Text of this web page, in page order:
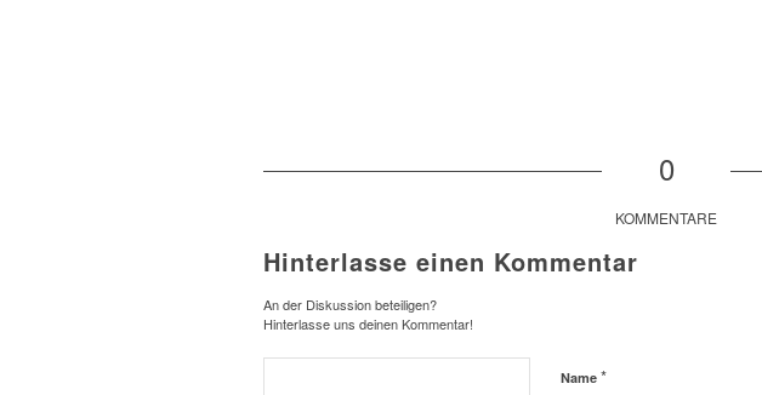
0
KOMMENTARE
Hinterlasse einen Kommentar
An der Diskussion beteiligen?
Hinterlasse uns deinen Kommentar!
Name *